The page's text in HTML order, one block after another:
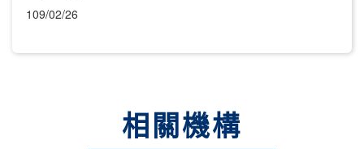
109/02/26
相關機構